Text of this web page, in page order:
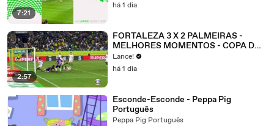
7:21
há 1 dia
2:57
FORTALEZA 3 X 2 PALMEIRAS -
MELHORES MOMENTOS - COPA DO
BRASIL 2026 - OITAVAS DE FINAL -
JOGO 2
Lance!
há 1 dia
Esconde-Esconde - Peppa Pig
Português
Peppa Pig Português